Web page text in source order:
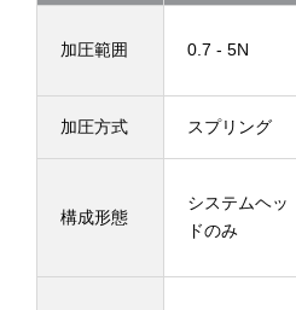
加圧範囲 0.7 - 5N
加圧方式 スプリング
構成形態
システムヘッ
ドのみ